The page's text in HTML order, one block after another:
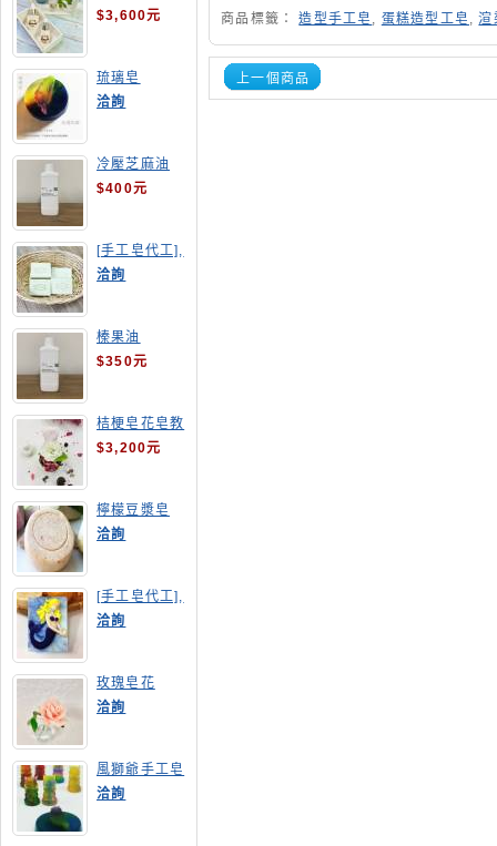
班
$3,600元
琉璃皂
洽詢
冷壓芝麻油
$400元
[手工皂代工],
酪梨手工皂
洽詢
榛果油
$350元
桔梗皂花皂教
學
$3,200元
檸檬豆漿皂
(溫潤手感皂)
洽詢
[手工皂代工],
美人魚手工皂
洽詢
玫瑰皂花
洽詢
風獅爺手工皂
洽詢
商品標籤：造型手工皂 , 蛋糕造型工皂 ,渲
上一個商品